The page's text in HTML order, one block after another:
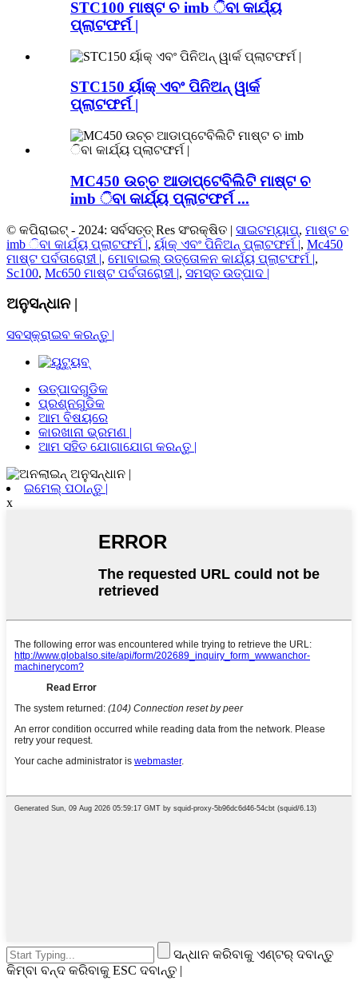
STC100 ମାଷ୍ଟ ଚ imb ିବା କାର୍ଯ୍ୟ
ପ୍ଲାଟଫର୍ମ |
STC150 ର୍ୟାକ୍ ଏବଂ ପିନିଅନ୍ ୱାର୍କ
ପ୍ଲାଟଫର୍ମ |
MC450 ଉଚ୍ଚ ଆଡାପ୍ଟେବିଲିଟି ମାଷ୍ଟ ଚ
imb ିବା କାର୍ଯ୍ୟ ପ୍ଲାଟଫର୍ମ ...
© କପିରାଇଟ୍ - 2024: ସର୍ବସତ୍ତ୍ Res ସଂରକ୍ଷିତ | ସାଇଟମ୍ୟାପ୍, ମାଷ୍ଟ ଚ
imb ିବା କାର୍ଯ୍ୟ ପ୍ଲାଟଫର୍ମ |, ର୍ୟାକ୍ ଏବଂ ପିନିଅନ୍ ପ୍ଲାଟଫର୍ମ |, Mc450
ମାଷ୍ଟ ପର୍ବତାରୋହୀ |, ମୋବାଇଲ୍ ଉତ୍ତୋଳନ କାର୍ଯ୍ୟ ପ୍ଲାଟଫର୍ମ |,
Sc100, Mc650 ମାଷ୍ଟ ପର୍ବତାରୋହୀ |, ସମସ୍ତ ଉତ୍ପାଦ |
ଅନୁସନ୍ଧାନ |
ସବସ୍କ୍ରାଇବ କରନ୍ତୁ |
ଉତ୍ପାଦଗୁଡିକ
ପ୍ରଶ୍ନଗୁଡିକ
ଆମ ବିଷୟରେ
କାରଖାନା ଭ୍ରମଣ |
ଆମ ସହିତ ଯୋଗାଯୋଗ କରନ୍ତୁ |
ଇମେଲ୍ ପଠାନ୍ତୁ |
x
ସନ୍ଧାନ କରିବାକୁ ଏଣ୍ଟର୍ ଦବାନ୍ତୁ
କିମ୍ବା ବନ୍ଦ କରିବାକୁ ESC ଦବାନ୍ତୁ |